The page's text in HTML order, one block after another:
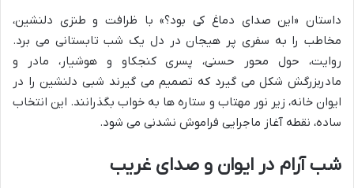
داستان «این صدای دماغ کی بود؟» با ظرافت و طنزی دلنشین،
مخاطب را به سفری پر هیجان در دل یک شب تابستانی می برد.
روایت، حول محور حسنی، پسری کنجکاو و هوشیار، مادر و
مادربزرگش شکل می گیرد که تصمیم می گیرند شبی دلنشین را در
ایوان خانه، زیر نور مهتاب و ستاره ها به خواب بگذرانند. این انتخاب
ساده، نقطه آغاز ماجرایی فراموش نشدنی می شود.
شب آرام در ایوان و صدای غریب